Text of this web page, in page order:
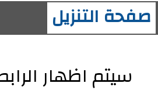
صفحة التنزيل
سيتم اظهار